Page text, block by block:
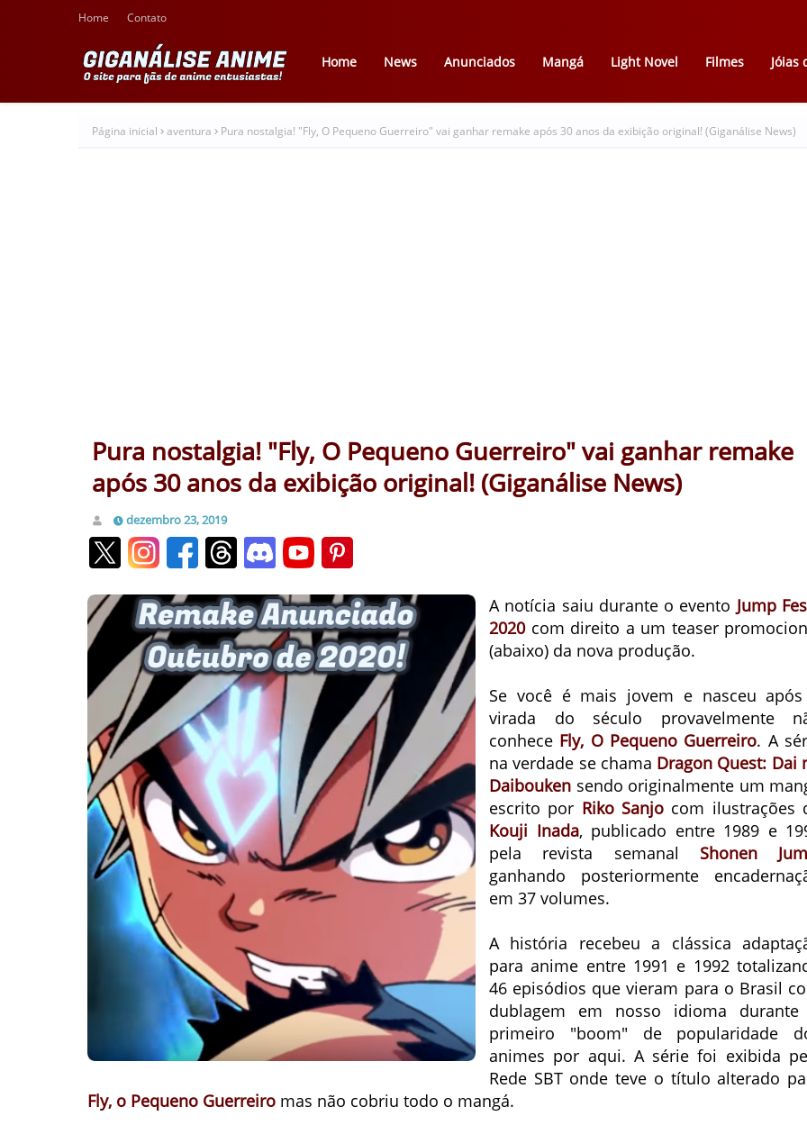
Home Contato
Home News Anunciados Mangá Light Novel Filmes Jóias
Página inicial aventura Pura nostalgia! "Fly, O Pequeno Guerreiro" vai ganhar remake após 30 anos da exibição original! (Giganálise News)
Pura nostalgia! "Fly, O Pequeno Guerreiro" vai ganhar remake
após 30 anos da exibição original! (Giganálise News)
dezembro 23, 2019
A notícia saiu durante o evento Jump
2020com direito a um teaser
(abaixo) da nova produção.
Se você é mais jovem e nasceu
virada do século provavelmente
conhece Fly, O Pequeno Guerreiro. A
na verdade se chama Dragon Quest: Dai
Daibouken sendo originalmente um
escrito por Riko Sanjo com ilustrações
Kouji Inada, publicado entre 1989 e
pela revista semanal Shonen
ganhando posteriormente
em 37 volumes.
A história recebeu a clássica
para anime entre 1991 e 1992
46 episódios que vieram para o Brasil
dublagem em nosso idioma
primeiro "boom" de popularidade
animes por aqui. A série foi exibida
Rede SBT onde teve o título alterado
Fly, o Pequeno Guerreiro mas não cobriu todo o mangá.